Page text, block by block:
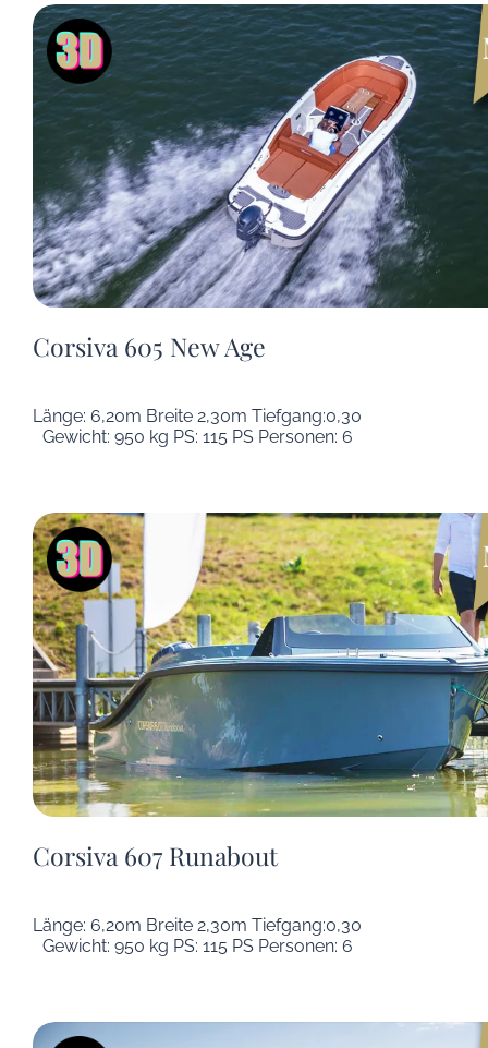
Corsiva 605 New Age
Länge: 6,20m Breite 2,30m Tiefgang:0,30
Gewicht: 950 kg PS: 115 PS Personen: 6
Corsiva 607 Runabout
Länge: 6,20m Breite 2,30m Tiefgang:0,30
Gewicht: 950 kg PS: 115 PS Personen: 6